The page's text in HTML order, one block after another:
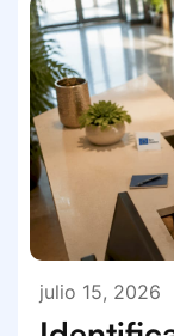
julio 15, 2026